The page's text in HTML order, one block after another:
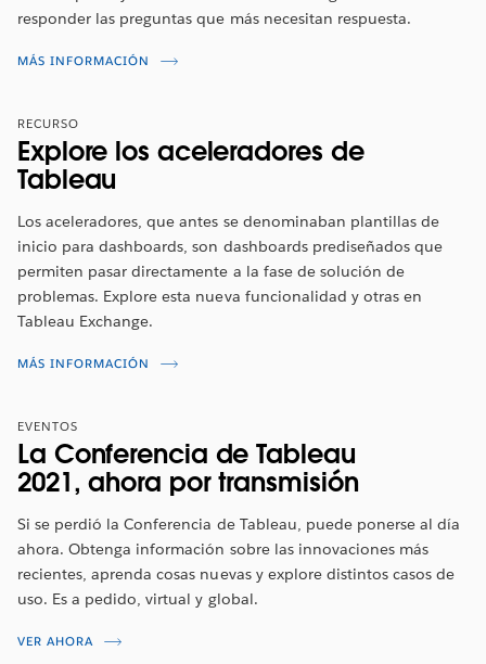
responder las preguntas que más necesitan respuesta.
MÁS INFORMACIÓN
RECURSO
Explore los aceleradores de
Tableau
Los aceleradores, que antes se denominaban plantillas de
inicio para dashboards, son dashboards prediseñados que
permiten pasar directamente a la fase de solución de
problemas. Explore esta nueva funcionalidad y otras en
Tableau Exchange.
MÁS INFORMACIÓN
EVENTOS
La Conferencia de Tableau
2021,ahora por transmisión
Si se perdió la Conferencia de Tableau, puede ponerse al día
ahora. Obtenga información sobre las innovaciones más
recientes, aprenda cosas nuevas y explore distintos casos de
uso. Es a pedido, virtual y global.
VER AHORA